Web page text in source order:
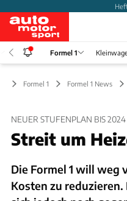
Formel 1
Formel 1 Formel 1 News
NEUER STUFENPLAN BIS 2024
Streit um
Die Formel 1 will weg
Kosten zu